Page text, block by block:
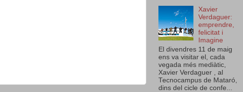
Xavier
Verdaguer:
emprendre,
felicitat i
Imagine
El divendres 11 de maig
ens va visitar el, cada
vegada més mediàtic,
Xavier Verdaguer , al
Tecnocampus de Mataró,
dins del cicle de confe...